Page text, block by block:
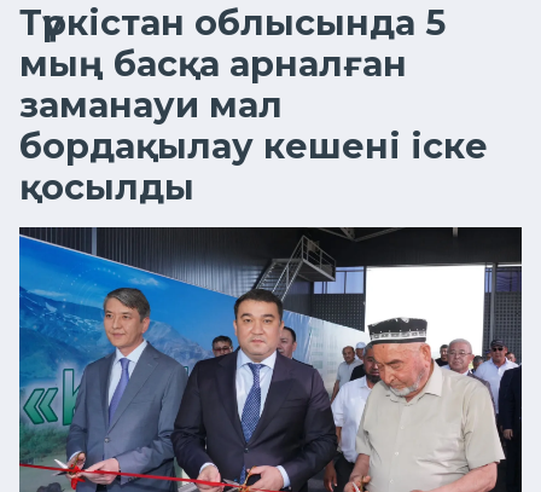
Түркістан облысында 5
мың басқа арналған
заманауи мал
бордақылау кешені іске
қосылды